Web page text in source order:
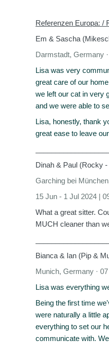
Referenzen Europa: /
Em & Sascha
Darmstadt, Germany
Lisa was very
great care of our
we left our cat in very
and we were able to
Lisa, honestly, thank
great ease to leave
Dinah & Paul (Rocky
Garching bei
15 Jun - 1 Jul 2024 |
What a great sitter.
MUCH cleaner than
Bianca & Ian (Pip &
Munich, Germany ·
Lisa was everything
Being the first time
were naturally a little
everything to set our
communicate with.